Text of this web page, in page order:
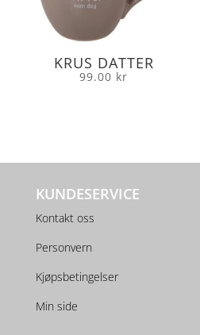
KRUS DATTER
99.00 kr
KUNDESERVICE
Kontakt oss
Personvern
Kjøpsbetingelser
Min side